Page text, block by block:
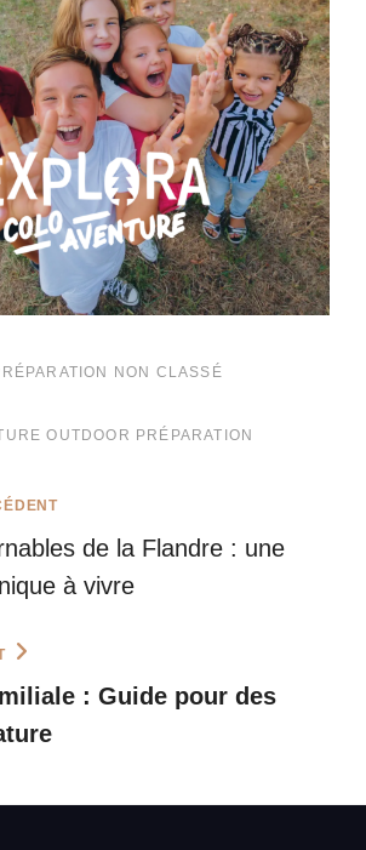
NON CLASSÉ
OUTDOOR PRÉPARATION
de la Flandre : une
à vivre
: Guide pour des